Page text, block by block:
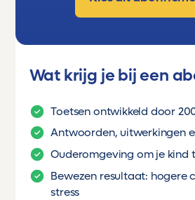
Wat krijg je bij een
Toetsen ontwikkeld door
Antwoorden, uitwerkingen
Ouderomgeving om je kind
Bewezen resultaat: hogere
stress